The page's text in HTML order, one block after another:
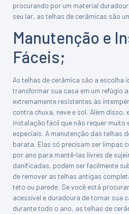
procurando por um material
seu lar, as telhas de cerâmicas são
Manutenção e
Fáceis;
As telhas de cerâmica são a escolha
transformar sua casa em um refúgio
extremamente resistentes às
contra chuva, neve e sol. Além disso,
instalação fácil que não requer muito
especiais. A manutenção das telhas
barata. Elas só precisam ser limpas
por ano para mantê-las livres de
danificadas, podem ser facilmente
de remover as telhas antigas
teto ou parede. Se você está
acessível e duradoura de tornar sua
durante todo o ano, as telhas de